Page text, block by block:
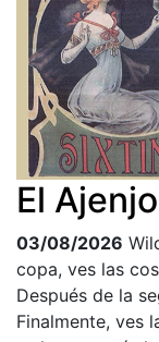
El Ajenjo
03/08/2026
copa, ves las
Después de la
Finalmente, ves